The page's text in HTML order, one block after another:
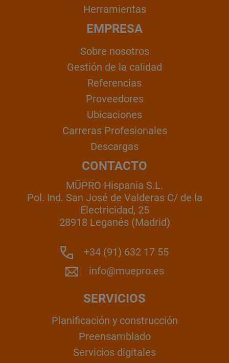
Herramientas
EMPRESA
Sobre nosotros
Gestión de la calidad
Referencias
Proveedores
Ubicaciones
Carreras Profesionales
Descargas
CONTACTO
MÜPRO Hispania S.L.
Pol. Ind. San José de Valderas C/ de la
Electricidad, 25
28918 Leganés (Madrid)
+34 (91) 632 17 55
info@muepro.es
SERVICIOS
Planificación y construcción
Preensamblado
Servicios digitales